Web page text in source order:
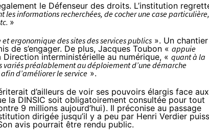
le Défenseur des droits. L’institution
les informations recherchées, de cocher une case particulière,
»
ergonomique des sites des services publics ». Un chantier
de s’engager. De plus, Jacques Toubon « appuie
Direction interministérielle au numérique, « quant à la
variés préalablement au déploiement d’une démarche
afin d’améliorer le service ».
d’ailleurs de voir ses pouvoirs élargis face aux
la DINSIC soit obligatoirement consultée pour tout
9 millions aujourd’hui). Il préconise au passage
dirigée jusqu’il y a peu par Henri Verdier
avis pourrait être rendu public.